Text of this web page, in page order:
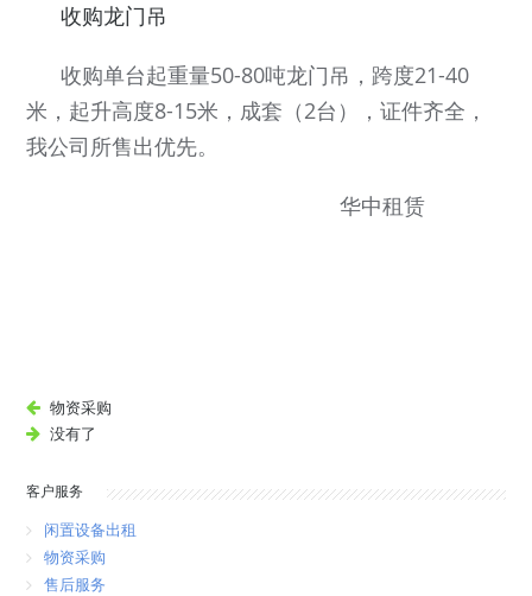
收购龙门吊
收购单台起重量50-80吨龙门吊，跨度21-40
米，起升高度8-15米，成套（2台），证件齐全，
我公司所售出优先。
华中租赁
物资采购
没有了
客户服务
闲置设备出租
物资采购
售后服务